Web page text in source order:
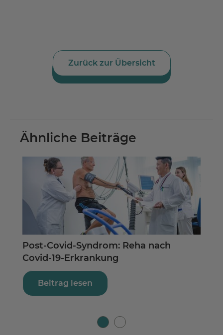
Zurück zur Übersicht
Ähnliche Beiträge
Post-Covid-Syndrom: Reha nach
Covid-19-Erkrankung
Beitrag lesen